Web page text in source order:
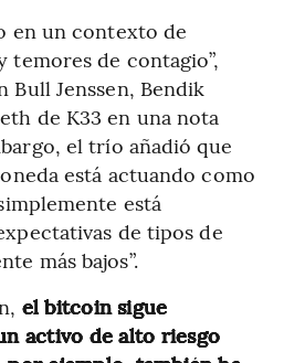
en un contexto de
temores de contagio”,
Jenssen, Bendik
de K33 en una nota
el trío añadió que
está actuando como
está
de tipos de
más bajos”.
el bitcoin sigue
activo de alto riesgo